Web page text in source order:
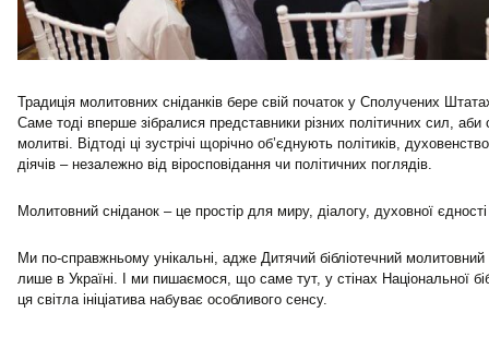
Традиція молитовних сніданків бере свій початок у Сполучених
Саме тоді вперше зібралися представники різних політичних сил, аби
молитві. Відтоді ці зустрічі щорічно об’єднують політиків,
діячів – незалежно від віросповідання чи політичних поглядів.
Молитовний сніданок – це простір для миру, діалогу, духовної
Ми по-справжньому унікальні, адже Дитячий бібліотечний молитовний
лише в Україні. І ми пишаємося, що саме тут, у стінах Національної
ця світла ініціатива набуває особливого сенсу.